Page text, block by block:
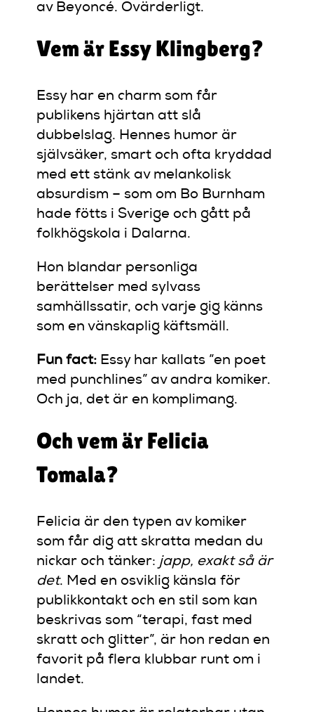
av Beyoncé. Ovärderligt.
Vem är Essy Klingberg?
Essy har en charm som får
publikens hjärtan att slå
dubbelslag. Hennes humor är
självsäker, smart och ofta kryddad
med ett stänk av melankolisk
absurdism – som om Bo Burnham
hade fötts i Sverige och gått på
folkhögskola i Dalarna.
Hon blandar personliga
berättelser med sylvass
samhällssatir, och varje gig känns
som en vänskaplig käftsmäll.
Fun fact: Essy har kallats ”en poet
med punchlines” av andra komiker.
Och ja, det är en komplimang.
Och vem är Felicia
Tomala?
Felicia är den typen av komiker
som får dig att skratta medan du
nickar och tänker: japp, exakt så är
det. Med en osviklig känsla för
publikkontakt och en stil som kan
beskrivas som “terapi, fast med
skratt och glitter”, är hon redan en
favorit på flera klubbar runt om i
landet.